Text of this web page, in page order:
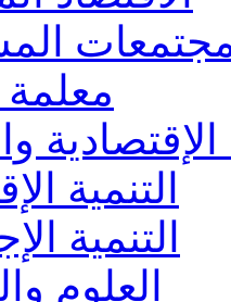
معلمة
الإقتصادية
التنمية
التنمية
العلوم